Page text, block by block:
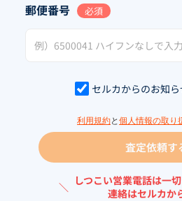
郵便番号 必須
セルカからのお知
利用規約と 個人情報の取り
査定依頼す
＼
しつこい営業電話は一切
連絡はセルカか